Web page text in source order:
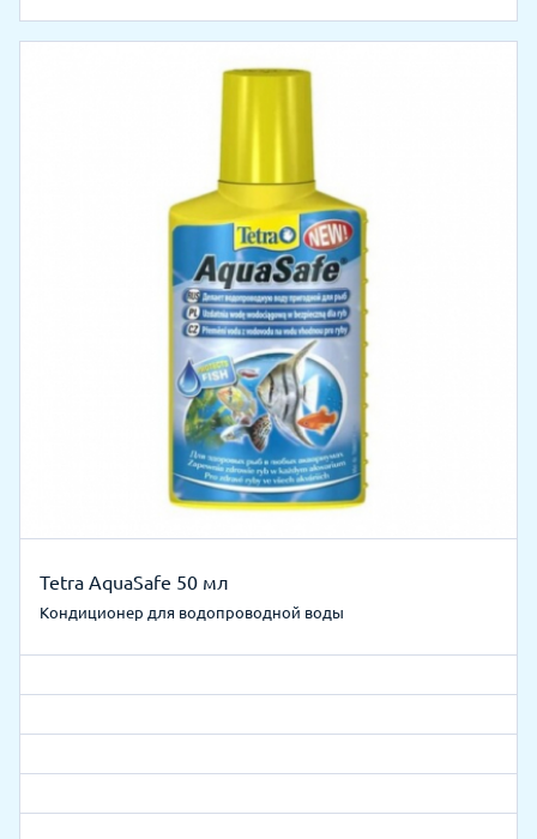
Tetra AquaSafe 50 мл
Кондиционер для водопроводной воды